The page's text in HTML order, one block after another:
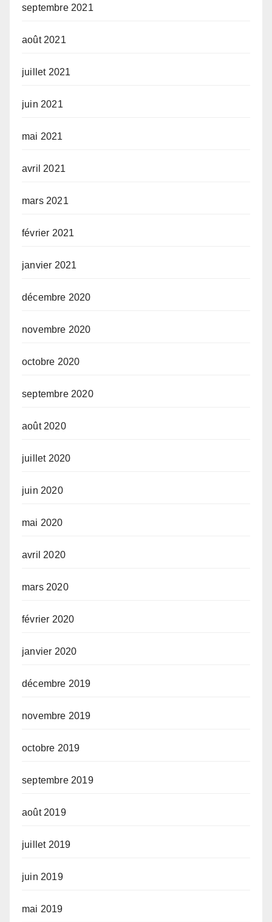
septembre 2021
août 2021
juillet 2021
juin 2021
mai 2021
avril 2021
mars 2021
février 2021
janvier 2021
décembre 2020
novembre 2020
octobre 2020
septembre 2020
août 2020
juillet 2020
juin 2020
mai 2020
avril 2020
mars 2020
février 2020
janvier 2020
décembre 2019
novembre 2019
octobre 2019
septembre 2019
août 2019
juillet 2019
juin 2019
mai 2019